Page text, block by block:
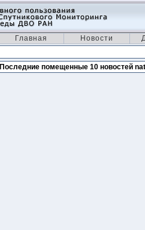
Главная Новости
Последние помещенные 10 новостей